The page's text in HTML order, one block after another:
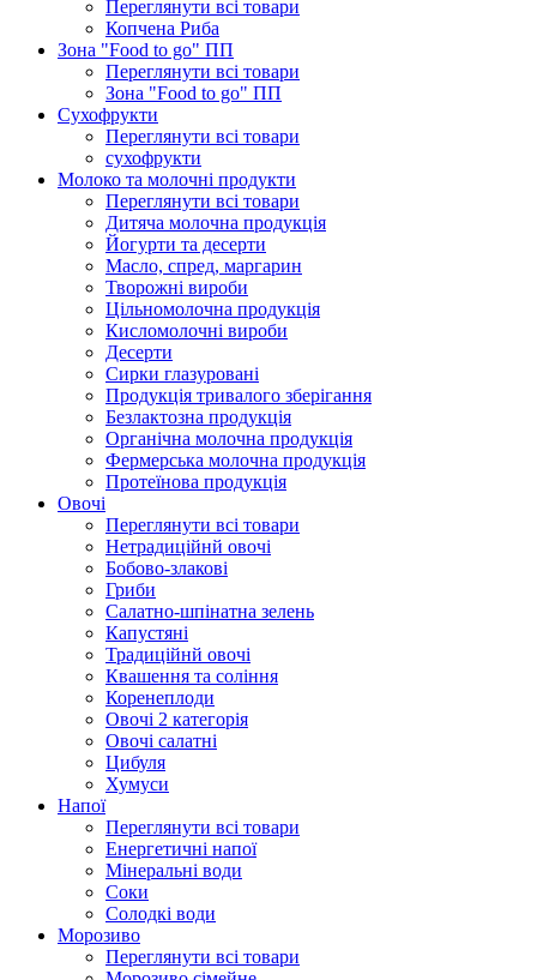
Переглянути всі товари
Копчена Риба
Зона "Food to go" ПП
Переглянути всі товари
Зона "Food to go" ПП
Сухофрукти
Переглянути всі товари
сухофрукти
Молоко та молочні продукти
Переглянути всі товари
Дитяча молочна продукція
Йогурти та десерти
Масло, спред, маргарин
Творожні вироби
Цільномолочна продукція
Кисломолочні вироби
Десерти
Сирки глазуровані
Продукція тривалого зберігання
Безлактозна продукція
Органічна молочна продукція
Фермерська молочна продукція
Протеїнова продукція
Овочі
Переглянути всі товари
Нетрадиційнй овочі
Бобово-злакові
Гриби
Салатно-шпінатна зелень
Капустяні
Традиційнй овочі
Квашення та соління
Корeнеплоди
Овочі 2 категорія
Овочі салатні
Цибуля
Хумуси
Напої
Переглянути всі товари
Енергетичні напої
Мінеральні води
Соки
Солодкі води
Морозиво
Переглянути всі товари